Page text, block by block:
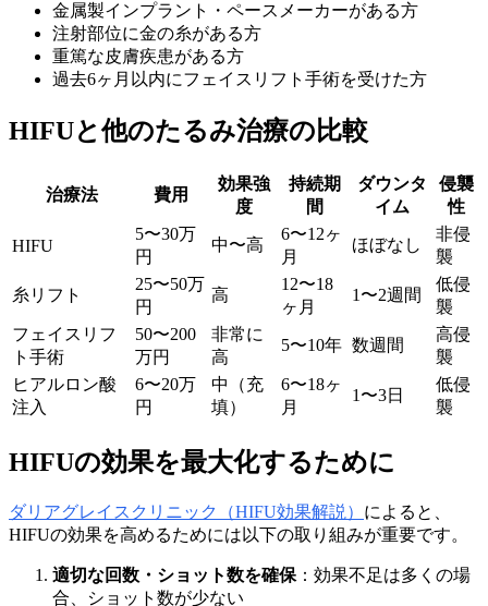
金属製インプラント・ペースメーカーがある方
注射部位に金の糸がある方
重篤な皮膚疾患がある方
過去6ヶ月以内にフェイスリフト手術を受けた方
HIFUと他のたるみ治療の比較
治療法 費用
効果強
度
持続期
間
ダウンタ
イム
侵襲
性
HIFU
5〜30万
円
中〜高
6〜12ヶ
月
ほぼなし
非侵
襲
糸リフト
25〜50万
円
高
12〜18
ヶ月
1〜2週間
低侵
襲
フェイスリフ
ト手術
50〜200
万円
非常に
高
5〜10年 数週間
高侵
襲
ヒアルロン酸
注入
6〜20万
円
中（充
填）
6〜18ヶ
月
1〜3日
低侵
襲
HIFUの効果を最大化するために
ダリアグレイスクリニック（HIFU効果解説） によると、
HIFUの効果を高めるためには以下の取り組みが重要です。
適切な回数・ショット数を確保 ：効果不足は多くの場
合、ショット数が少ない